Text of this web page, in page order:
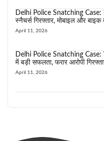
Delhi Police Snatching
स्नैचर्स गिरफ्तार, मोबाइल और बाइक
April 11, 2026
Delhi Police Snatching
में बड़ी सफलता, फरार आरोपी
April 11, 2026